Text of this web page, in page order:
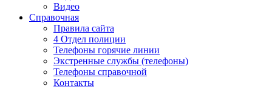
Видео
Справочная
Правила сайта
4 Отдел полиции
Телефоны горячие линии
Экстренные службы (телефоны)
Телефоны справочной
Контакты